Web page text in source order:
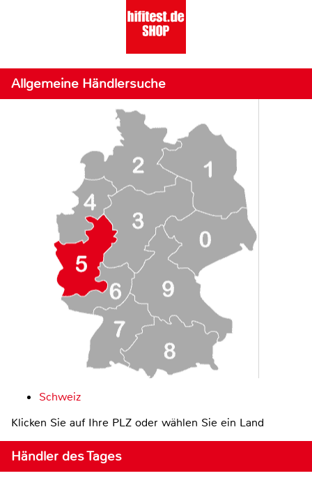
Allgemeine Händlersuche
Schweiz
Klicken Sie auf Ihre PLZ oder wählen Sie ein Land
Händler des Tages